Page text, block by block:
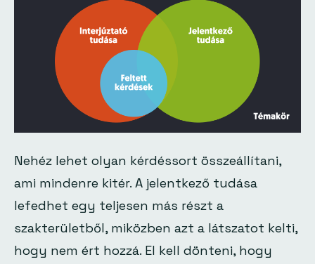
Nehéz lehet olyan kérdéssort összeállítani,
ami mindenre kitér. A jelentkező tudása
lefedhet egy teljesen más részt a
szakterületből, miközben azt a látszatot kelti,
hogy nem ért hozzá. El kell dönteni, hogy